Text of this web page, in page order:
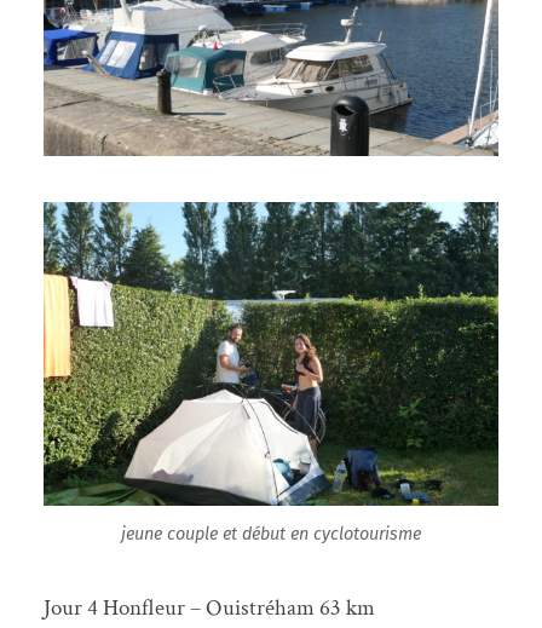
jeune couple et début en cyclotourisme
Jour 4 Honfleur – Ouistréham 63 km